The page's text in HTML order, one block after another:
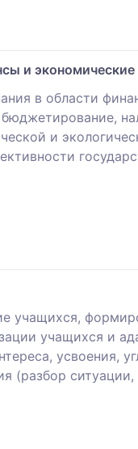
и
в области
и
учащихся,
учащихся и
усвоения,
(разбор